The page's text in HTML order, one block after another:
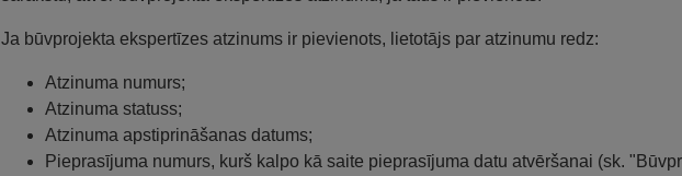
Ja būvprojekta ekspertīzes atzinums ir pievienots, lietotājs par atzinumu redz:
Atzinuma numurs;
Atzinuma statuss;
Atzinuma apstiprināšanas datums;
Pieprasījuma numurs, kurš kalpo kā saite pieprasījuma datu atvēršanai (sk.